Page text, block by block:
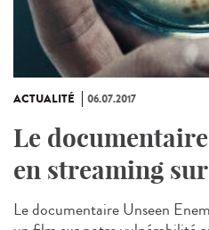
ACTUALITÉ 06.07.2017
Le
en streaming
Le documentaire Unseen